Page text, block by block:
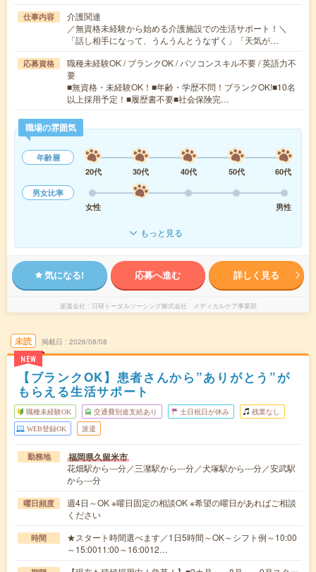
仕事内容
介護関連
／無資格未経験から始める介護施設での生活サポート！＼
「話し相手になって、うんうんとうなずく」「天気が…
応募資格
職種未経験OK / ブランクOK / パソコンスキル不要 / 英語力不
要
■無資格・未経験OK！■年齢・学歴不問！ブランクOK!■10名
以上採用予定！■履歴書不要■社会保険完…
職場の雰囲気
年齢層
20代
30代 40代 50代
60代
男女比率
女性
男性
もっと見る
気になる! 応募へ進む 詳しく見る
派遣会社 日研トータルソーシング株式会社 メディカルケア事業部
未読
NEW
掲載日 2026/08/08
【ブランクOK】患者さんから”ありがとう”が
もらえる生活サポート
職種未経験OK 交通費別途支給あり 土日祝日が休み 残業なし
WEB登録OK 派遣
勤務地 福岡県久留米市
花畑駅から---分／三潴駅から---分／犬塚駅から---分／安武駅
から---分
曜日頻度
週4日～OK ※曜日固定の相談OK ※希望の曜日があればご相談
ください
時間
★スタート時間選べます／1日5時間～OK～シフト例～10:00
～15:0011:00～16:0012…